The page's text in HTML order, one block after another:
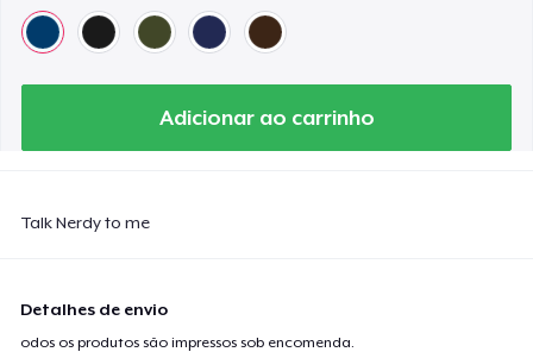
Adicionar ao carrinho
Talk Nerdy to me
Detalhes de envio
odos os produtos são impressos sob encomenda.